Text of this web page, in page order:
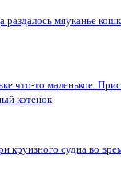
раздалось мяуканье
что-то маленькое.
котенок
круизного судна во